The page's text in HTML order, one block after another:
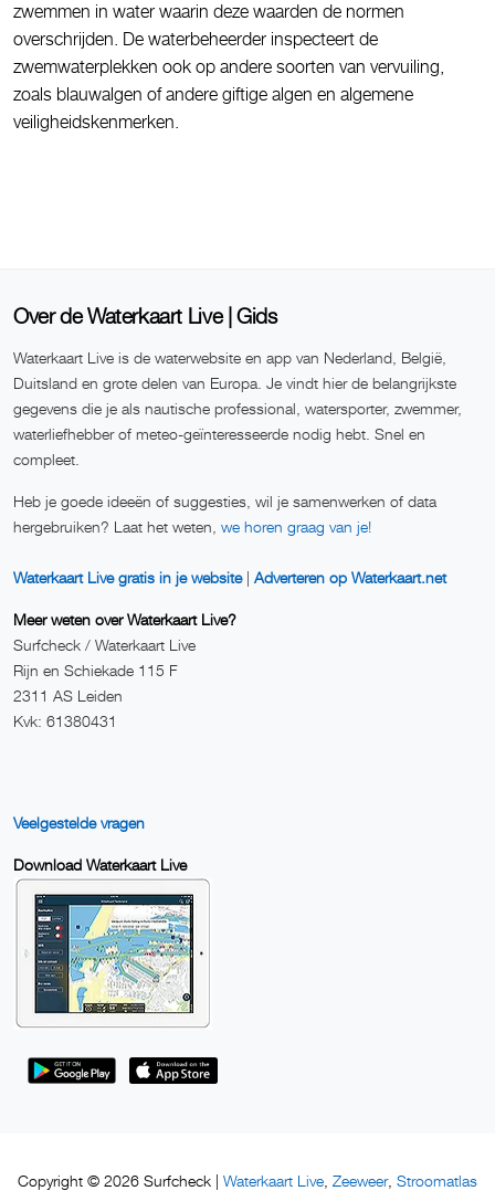
zwemmen in water waarin deze waarden de normen
overschrijden. De waterbeheerder inspecteert de
zwemwaterplekken ook op andere soorten van vervuiling,
zoals blauwalgen of andere giftige algen en algemene
veiligheidskenmerken.
Over de Waterkaart Live | Gids
Waterkaart Live is de waterwebsite en app van Nederland, België,
Duitsland en grote delen van Europa. Je vindt hier de belangrijkste
gegevens die je als nautische professional, watersporter, zwemmer,
waterliefhebber of meteo-geïnteresseerde nodig hebt. Snel en
compleet.
Heb je goede ideeën of suggesties, wil je samenwerken of data
hergebruiken? Laat het weten, we horen graag van je!
Waterkaart Live gratis in je website| Adverteren op Waterkaart.net
Meer weten over Waterkaart Live?
Surfcheck / Waterkaart Live
Rijn en Schiekade 115 F
2311 AS Leiden
Kvk: 61380431
Veelgestelde vragen
Download Waterkaart Live
Copyright © 2026 Surfcheck | Waterkaart Live Zeeweer, Stroomatlas